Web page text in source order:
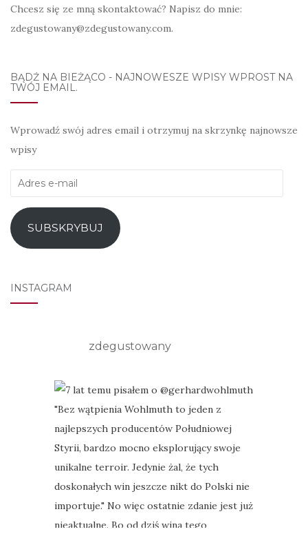
Chcesz się ze mną skontaktować? Napisz do mnie:
zdegustowany@zdegustowany.com.
BĄDŹ NA BIEŻĄCO - NAJNOWESZE WPISY WPROST NA
TWÓJ EMAIL.
Wprowadź swój adres email i otrzymuj na skrzynkę najnowsze
wpisy
Adres
mail
SUBSKRYBUJ
INSTAGRAM
zdegustowany